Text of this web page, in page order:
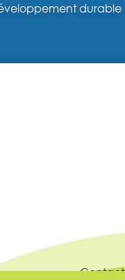
durable
Contact